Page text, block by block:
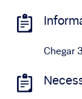
Chegar